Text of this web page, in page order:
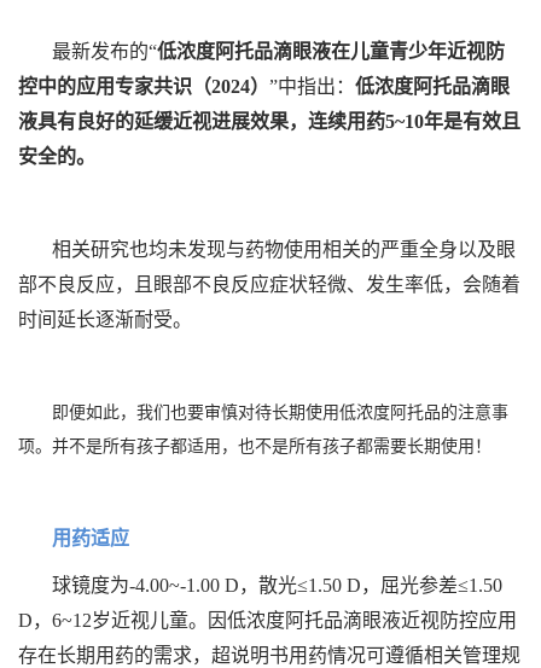
最新发布的“低浓度阿托品滴眼液在儿童青少年近视防
控中的应用专家共识（2024） ”中指出： 低浓度阿托品滴眼
液具有良好的延缓近视进展效果，连续用药5~10年是有效且
安全的。
相关研究也均未发现与药物使用相关的严重全身以及眼
部不良反应，且眼部不良反应症状轻微、发生率低，会随着
时间延长逐渐耐受。
即便如此，我们也要审慎对待长期使用低浓度阿托品的注意事
项。并不是所有孩子都适用，也不是所有孩子都需要长期使用！
用药适应
球镜度为-4.00~-1.00 D，散光≤1.50 D，屈光参差≤1.50
D，6~12岁近视儿童。因低浓度阿托品滴眼液近视防控应用
存在长期用药的需求，超说明书用药情况可遵循相关管理规